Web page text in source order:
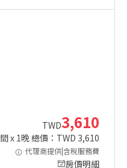
TWD3,610
間 x 1晚 總價：TWD 3,610
代理商提供|含稅服務費
房價明細